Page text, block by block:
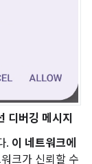
디버깅 메시지
. 이 네트워크에
크가 신뢰할 수